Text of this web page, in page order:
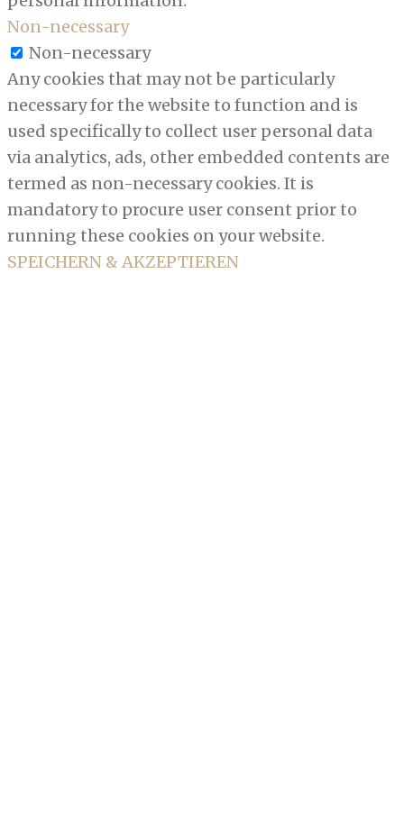
Non-necessary
Non-necessary
Any cookies that may not be particularly
necessary for the website to function and is
used specifically to collect user personal data
via analytics, ads, other embedded contents are
termed as non-necessary cookies. It is
mandatory to procure user consent prior to
running these cookies on your website.
SPEICHERN & AKZEPTIEREN